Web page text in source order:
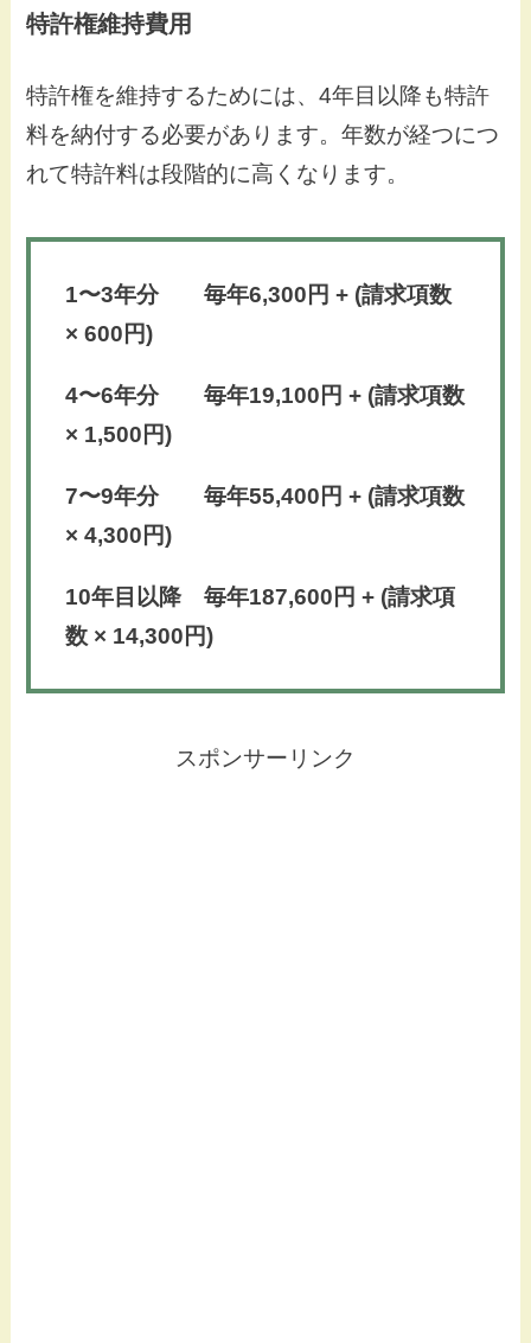
特許権維持費用
特許権を維持するためには、4年目以降も特許
料を納付する必要があります。年数が経つにつ
れて特許料は段階的に高くなります。
1〜3年分 毎年6,300円 + (請求項数
× 600円)
4〜6年分 毎年19,100円 + (請求項数
× 1,500円)
7〜9年分 毎年55,400円 + (請求項数
× 4,300円)
10年目以降 毎年187,600円 + (請求項
数 × 14,300円)
スポンサーリンク